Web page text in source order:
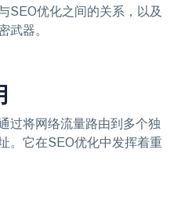
SEO优化之间的关系，以及
武器。
过将网络流量路由到多个独
。它在SEO优化中发挥着重